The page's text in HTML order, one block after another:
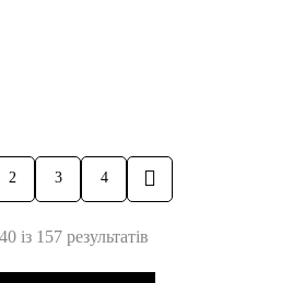
2 3 4
із 157 результатів